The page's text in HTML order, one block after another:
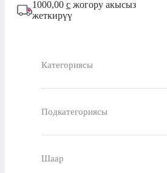
1000,00 с жогору акысыз
жеткирүү
Категориясы
Подкатегориясы
Шаар